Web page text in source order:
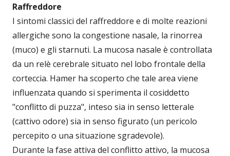
Raffreddore
I sintomi classici del raffreddore e di molte reazioni
allergiche sono la congestione nasale, la rinorrea
(muco) e gli starnuti. La mucosa nasale è controllata
da un relè cerebrale situato nel lobo frontale della
corteccia. Hamer ha scoperto che tale area viene
influenzata quando si sperimenta il cosiddetto
"conflitto di puzza", inteso sia in senso letterale
(cattivo odore) sia in senso figurato (un pericolo
percepito o una situazione sgradevole).
Durante la fase attiva del conflitto attivo, la mucosa